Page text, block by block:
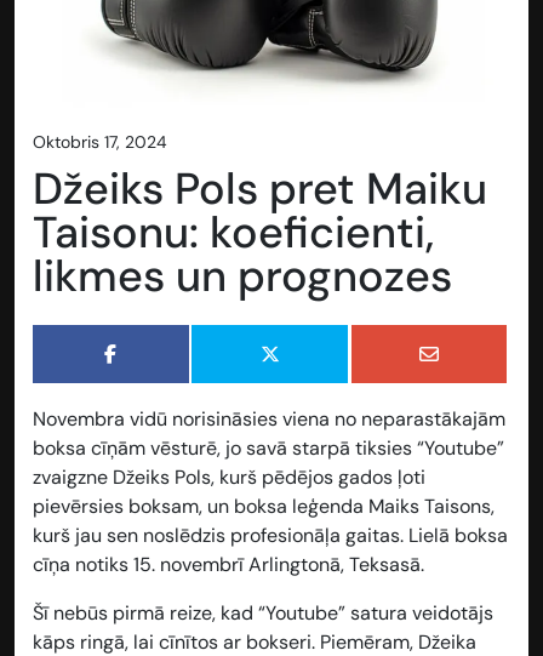
oktobris 17, 2024
Džeiks Pols pret Maiku
Taisonu: koeficienti,
likmes un prognozes
Novembra vidū norisināsies viena no neparastākajām
boksa cīņām vēsturē, jo savā starpā tiksies “Youtube”
zvaigzne Džeiks Pols, kurš pēdējos gados ļoti
pievērsies boksam, un boksa leģenda Maiks Taisons,
kurš jau sen noslēdzis profesionāļa gaitas. Lielā boksa
cīņa notiks 15. novembrī Arlingtonā, Teksasā.
Šī nebūs pirmā reize, kad “Youtube” satura veidotājs
kāps ringā, lai cīnītos ar bokseri. Piemēram, Džeika